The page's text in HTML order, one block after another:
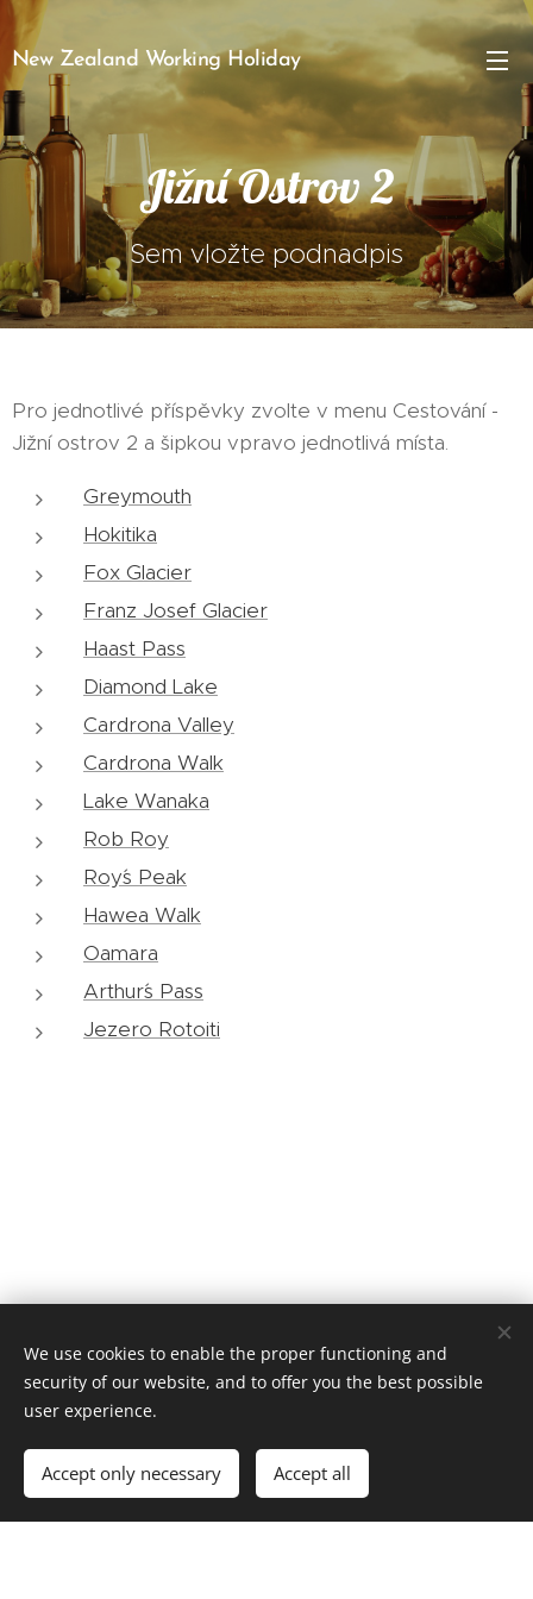
New Zealand Working Holiday
Jižní Ostrov 2
Sem vložte podnadpis
Pro jednotlivé příspěvky zvolte v menu Cestování -
Jižní ostrov 2 a šipkou vpravo jednotlivá místa.
Greymouth
Hokitika
Fox Glacier
Franz Josef Glacier
Haast Pass
Diamond Lake
Cardrona Valley
Cardrona Walk
Lake Wanaka
Rob Roy
Roy´s Peak
Hawea Walk
Oamara
Arthur´s Pass
Jezero Rotoiti
© 2016 Tomáš Šapovalov, tomas@sapovalov.cz
Powered byWebnode Cookies
Languages
Čeština
English
We use cookies to enable the proper functioning and
security of our website, and to offer you the best possible
user experience.
Accept only necessary Accept all